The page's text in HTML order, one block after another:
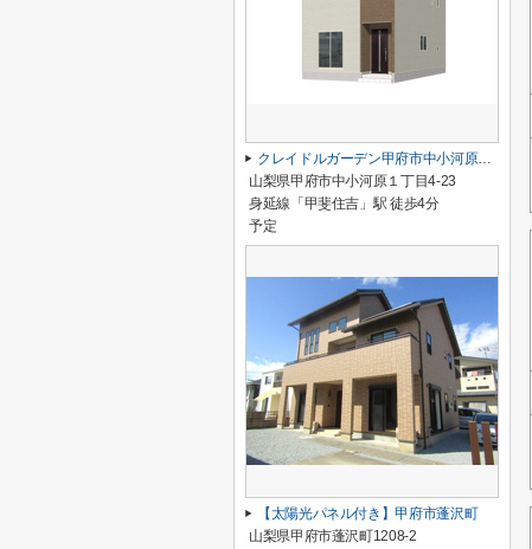
クレイドルガーデン甲府市中小河原第1 1号棟
山梨県甲府市中小河原１丁目4-23
身延線「甲斐住吉」駅 徒歩4分
予定
【太陽光パネル付き】甲府市蓬沢町
山梨県甲府市蓬沢町1208-2